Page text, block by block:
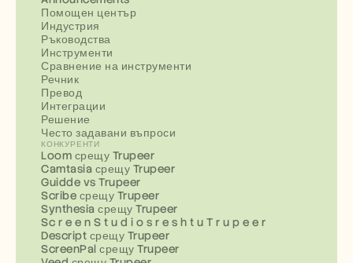
Помощен център
Индустрия
Ръководства
Инструменти
Сравнение на инструменти
Речник
Превод
Интеграции
Решение
Често задавани въпроси
КОНКУРЕНТИ
Loom срещу Trupeer
Camtasia срещу Trupeer
Guidde vs Trupeer
Scribe срещу Trupeer
Synthesia срещу Trupeer
Sc r e e n S t u d i o s r e s h t u T r u p e e r
Descript срещу Trupeer
ScreenPal срещу Trupeer